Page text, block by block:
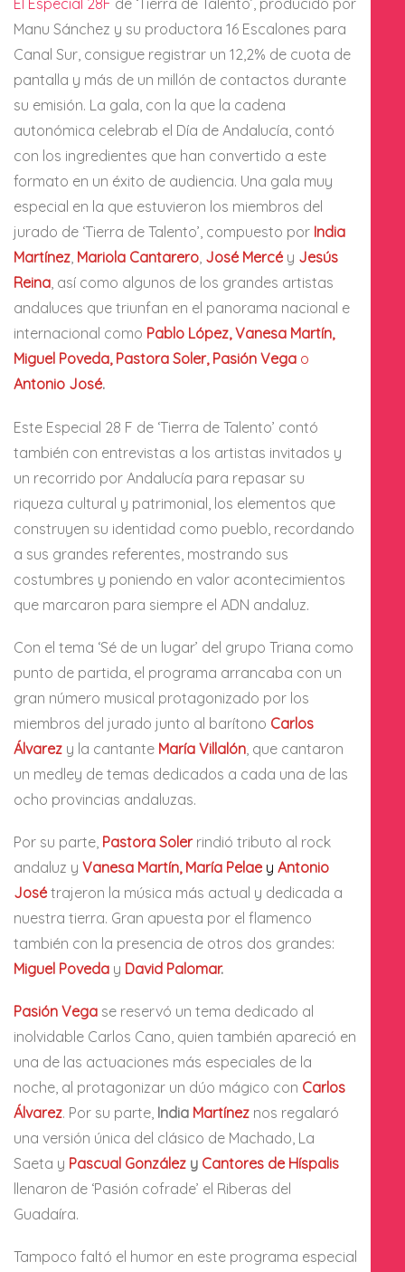
El Especial 28F de ‘Tierra de Talento’, producido por
Manu Sánchez y su productora 16 Escalones para
Canal Sur, consigue registrar un 12,2% de cuota de
pantalla y más de un millón de contactos durante
su emisión. La gala, con la que la cadena
autonómica celebrab el Día de Andalucía, contó
con los ingredientes que han convertido a este
formato en un éxito de audiencia. Una gala muy
especial en la que estuvieron los miembros del
jurado de ‘Tierra de Talento’, compuesto por India
Martínez, Mariola Cantarero, José Mercé y Jesús
Reina, así como algunos de los grandes artistas
andaluces que triunfan en el panorama nacional e
internacional como Pablo López, Vanesa Martín,
Miguel Poveda, Pastora Soler, Pasión Vega o
Antonio José.
Este Especial 28 F de ‘Tierra de Talento’ contó
también con entrevistas a los artistas invitados y
un recorrido por Andalucía para repasar su
riqueza cultural y patrimonial, los elementos que
construyen su identidad como pueblo, recordando
a sus grandes referentes, mostrando sus
costumbres y poniendo en valor acontecimientos
que marcaron para siempre el ADN andaluz.
Con el tema ‘Sé de un lugar’ del grupo Triana como
punto de partida, el programa arrancaba con un
gran número musical protagonizado por los
miembros del jurado junto al barítono Carlos
Álvarez y la cantante María Villalón , que cantaron
un medley de temas dedicados a cada una de las
ocho provincias andaluzas.
Por su parte, Pastora Solerrindió tributo al rock
andaluz y Vanesa Martín, María Pelae y Antonio
José trajeron la música más actual y dedicada a
nuestra tierra. Gran apuesta por el flamenco
también con la presencia de otros dos grandes:
Miguel Poveda y David Palomar.
Pasión Vega se reservó un tema dedicado al
inolvidable Carlos Cano, quien también apareció en
una de las actuaciones más especiales de la
noche, al protagonizar un dúo mágico con Carlos
Álvarez. Por su parte, India Martínez nos regalaró
una versión única del clásico de Machado, La
Saeta y Pascual González y Cantores de Híspalis
llenaron de ‘Pasión cofrade’ el Riberas del
Guadaíra.
Tampoco faltó el humor en este programa especial